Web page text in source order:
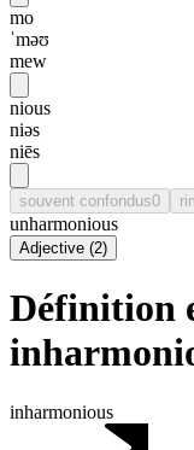
mo
ˈməʊ
mew
nious
niəs
niēs
souvent confondus0
unharmonious
Adjective (2)
Définition
inharmonious